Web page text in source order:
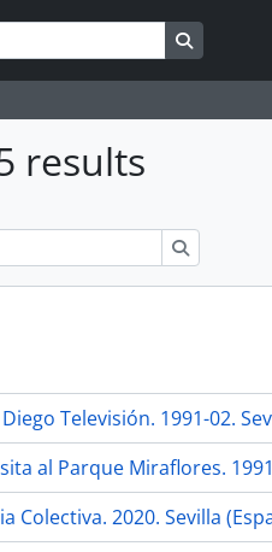
results
Televisión. 1991-02.
al Parque Miraflores.
Colectiva. 2020. Sevilla